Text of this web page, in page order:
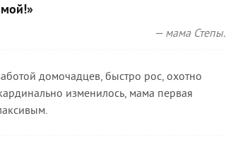
— мама Степы.
домочадцев, быстро рос, охотно
изменилось, мама первая